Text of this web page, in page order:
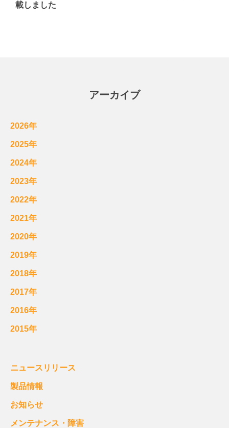
載しました
アーカイブ
2026年
2025年
2024年
2023年
2022年
2021年
2020年
2019年
2018年
2017年
2016年
2015年
ニュースリリース
製品情報
お知らせ
メンテナンス・障害